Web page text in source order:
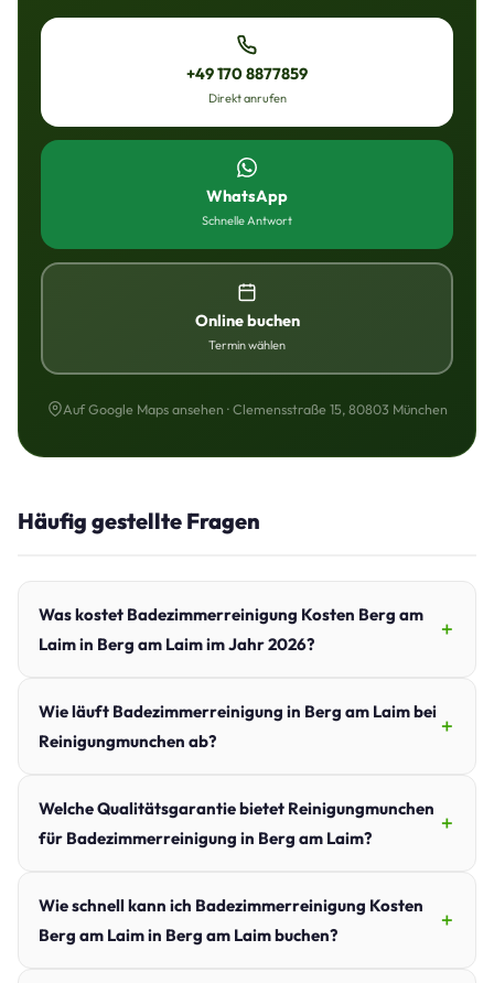
+49 170 8877859
Direkt anrufen
WhatsApp
Schnelle Antwort
Online buchen
Termin wählen
Auf Google Maps ansehen · Clemensstraße 15, 80803 München
Häufig gestellte Fragen
Was kostet Badezimmerreinigung Kosten Berg am
Laim in Berg am Laim im Jahr 2026?
Wie läuft Badezimmerreinigung in Berg am Laim bei
Reinigungmunchen ab?
Welche Qualitätsgarantie bietet Reinigungmunchen
für Badezimmerreinigung in Berg am Laim?
Wie schnell kann ich Badezimmerreinigung Kosten
Berg am Laim in Berg am Laim buchen?